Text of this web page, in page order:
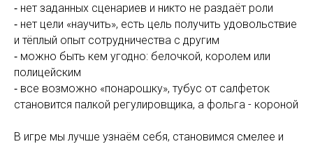
⁃ нет заданных сценариев и никто не раздаёт роли
⁃ нет цели «научить», есть цель получить удовольствие
и тёплый опыт сотрудничества с другим
⁃ можно быть кем угодно: белочкой, королем или
полицейским
⁃ все возможно «понарошку», тубус от салфеток
становится палкой регулировщика, а фольга - короной
В игре мы лучше узнаём себя, становимся смелее и